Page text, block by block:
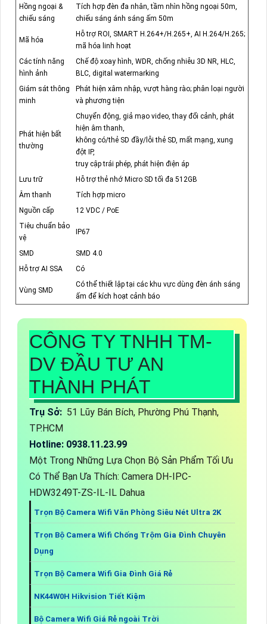
Hồng ngoại &
chiếu sáng
Tích hợp đèn đa nhân, tầm nhìn hồng ngoại 50m,
chiếu sáng ánh sáng ấm 50m
Mã hóa
Hỗ trợ ROI, SMART H.264+/H.265+, AI H.264/H.265;
mã hóa linh hoạt
Các tính năng
hình ảnh
Chế độ xoay hình, WDR, chống nhiễu 3D NR, HLC,
BLC, digital watermarking
Giám sát thông
minh
Phát hiện xâm nhập, vượt hàng rào; phân loại người
và phương tiện
Phát hiện bất
thường
Chuyển động, giả mạo video, thay đổi cảnh, phát
hiện âm thanh,
không có/thẻ SD đầy/lỗi thẻ SD, mất mạng, xung
đột IP,
truy cập trái phép, phát hiện điện áp
Lưu trữ
Hỗ trợ thẻ nhớ Micro SD tối đa 512GB
Âm thanh
Tích hợp micro
Nguồn cấp
12 VDC / PoE
Tiêu chuẩn bảo
vệ
IP67
SMD
SMD 4.0
Hỗ trợ AI SSA
Có
Vùng SMD
Có thể thiết lập tại các khu vực dùng đèn ánh sáng
ấm để kích hoạt cảnh báo
CÔNG TY TNHH TM-
DV ĐẦU TƯ AN
THÀNH PHÁT
Trụ Sở: 51 Lũy Bán Bích, Phường Phú Thạnh,
TP.HCM
Hotline: 0938.11.23.99
Một Trong Những Lựa Chọn Bộ Sản Phẩm Tối Ưu
Có Thể Bạn Ưa Thích: Camera DH-IPC-
HDW3249T-ZS-IL-IL Dahua
Trọn Bộ Camera Wifi Văn Phòng Siêu Nét Ultra 2K
Trọn Bộ Camera Wifi Chống Trộm Gia Đình Chuyên
Dụng
Trọn Bộ Camera Wifi Gia Đình Giá Rẻ
NK44W0H Hikvision Tiết Kiệm
Bộ Camera Wifi Giá Rẻ ngoài Trời